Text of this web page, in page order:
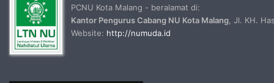
PCNU Kota Malang - beralamat di:
Kantor Pengurus Cabang NU Kota Malang , Jl. KH.
Website: http://numuda.id